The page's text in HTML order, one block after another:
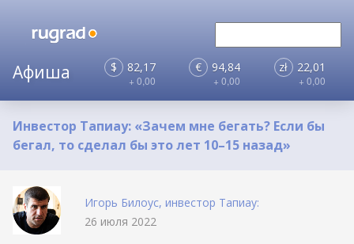
$ 82,17
+ 0,00
€ 94,84
+ 0,00
zł 22,01
+ 0,00
Инвестор Тапиау: «Зачем мне бегать? Если бы
бегал, то сделал бы это лет 10–15 назад»
Игорь Билоус, инвестор Тапиау:
26 июля 2022